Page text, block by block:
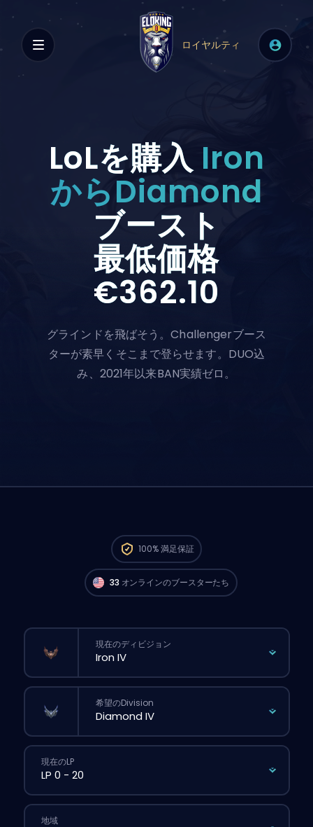
ロイヤルティ
LoLを購入Iron
からDiamond
ブースト
最低価格
€362.10
グラインドを飛ばそう。Challengerブース
ターが素早くそこまで登らせます。DUO込
み、2021年以来BAN実績ゼロ。
100%満足保証
North AmericaのChallengerプレイヤーが
すぐ注文スタートできるよ。🔥
33 オンラインのブースターたち
現在のディビジョン
希望のDivision
現在のLP
地域